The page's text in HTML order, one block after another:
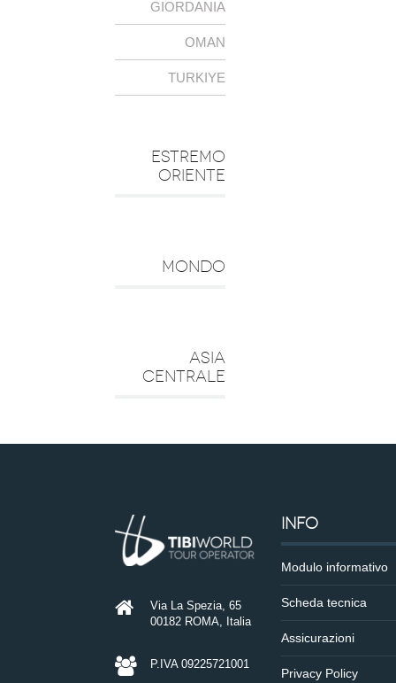
GIORDANIA
OMAN
TURKIYE
ESTREMO
ORIENTE
MONDO
ASIA
CENTRALE
Via La Spezia, 65
00182 ROMA, Italia
P.IVA 09225721001
INFO
Modulo informativo
Scheda tecnica
Assicurazioni
Privacy Policy